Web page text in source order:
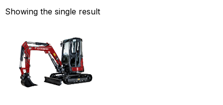
Showing the single result